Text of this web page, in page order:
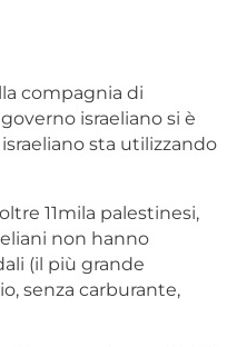
compagnia di
israeliano si è
sta utilizzando
11mila palestinesi,
non hanno
(il più grande
senza carburante,